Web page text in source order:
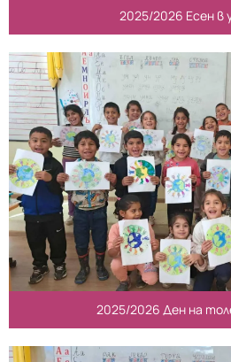
2025/2026 Есен в
2025/2026 Ден на